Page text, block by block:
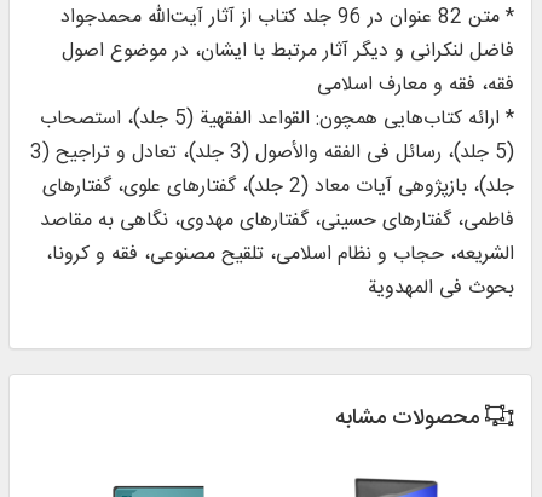
* متن 82 عنوان در 96 جلد کتاب از آثار آیت‌الله محمدجواد
فاضل لنکرانی و دیگر آثار مرتبط با ایشان، در موضوع اصول
فقه، فقه و معارف اسلامی
* ارائه کتاب‌هایی همچون: القواعد الفقهیة (5 جلد)، استصحاب
(5 جلد)، رسائل فی الفقه والأصول (3 جلد)، تعادل و تراجیح (3
جلد)، بازپژوهی آیات معاد (2 جلد)، گفتارهای علوی، گفتارهای
فاطمی، گفتارهای حسینی، گفتارهای مهدوی، نگاهی به مقاصد
الشریعه، حجاب و نظام اسلامی، تلقیح مصنوعی، فقه و کرونا،
بحوث فی المهدویة
محصولات مشابه